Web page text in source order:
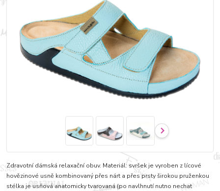
Zdravotní dámská relaxační obuv. Materiál: svršek je vyroben z lícové
hovězinové usně kombinovaný přes nárt a přes prsty širokou pruženkou
stélka je usňová anatomicky tvarovaná (po navlhnutí nutno nechat